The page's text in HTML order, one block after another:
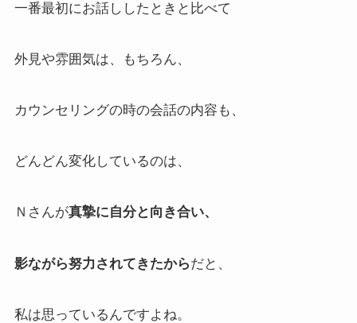
一番最初にお話ししたときと比べて
外見や雰囲気は、もちろん、
カウンセリングの時の会話の内容も、
どんどん変化しているのは、
Ｎさんが真摯に自分と向き合い、
影ながら努力されてきたからだと、
私は思っているんですよね。